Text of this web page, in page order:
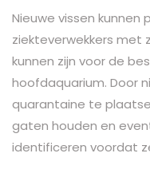
Nieuwe vissen
ziekteverwekkers met
kunnen zijn voor de
hoofdaquarium. Door
quarantaine te
gaten houden en
identificeren voordat